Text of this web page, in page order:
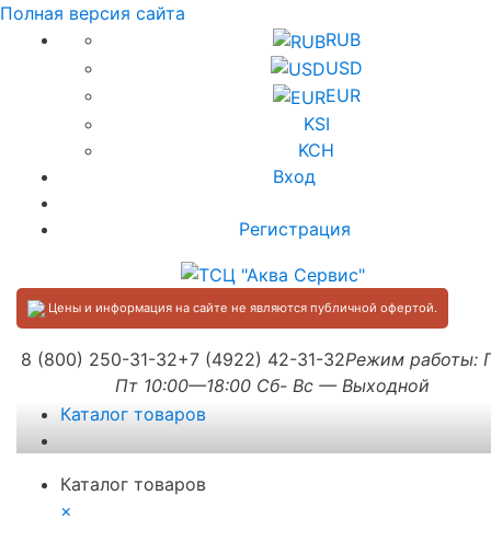
Полная версия сайта
RUB
USD
EUR
KSI
KCH
Вход
Регистрация
Цены и информация на сайте не являются публичной офертой.
8 (800) 250-31-32+7 (4922) 42-31-32Режим работы:
Пт 10:00—18:00 Сб- Вс — Выходной
Каталог товаров
Каталог товаров
×